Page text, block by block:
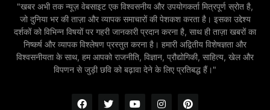
"खबर अभी तक न्यूज़ वेबसाइट एक विश्वसनीय और उपयोगकर्ता मित्रपूर्ण स्रोत है,
जो दुनिया भर की ताज़ा और व्यापक समाचारों की पेशकश करता है। इसका उद्देश्य
दर्शकों को विभिन्न विषयों पर गहरी जानकारी प्रदान करना है, साथ ही ताज़ा खबरों का
निष्कर्ष और व्यापक विश्लेषण प्रस्तुत करना है। हमारी अद्वितीय विशेषज्ञता और
विश्वसनीयता के साथ, हम आपको राजनीति, विज्ञान, प्रौद्योगिकी, साहित्य, खेल और
विपणन से जुड़ी छवि को बढ़ावा देने के लिए प्रतिबद्ध हैं।"